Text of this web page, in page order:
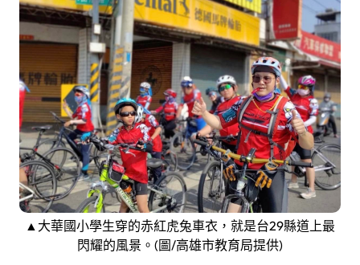
▲大華國小學生穿的赤紅虎兔車衣，就是台29縣道上最
閃耀的風景。(圖/高雄市教育局提供)